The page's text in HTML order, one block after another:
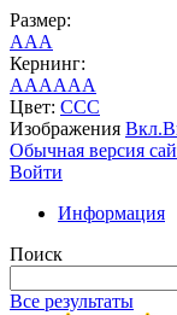
Размер:
AAA
Кернинг:
AAAAAA
Цвет: CCC
Изображения Вкл.
Обычная версия
Войти
Информация
Поиск
Все результаты